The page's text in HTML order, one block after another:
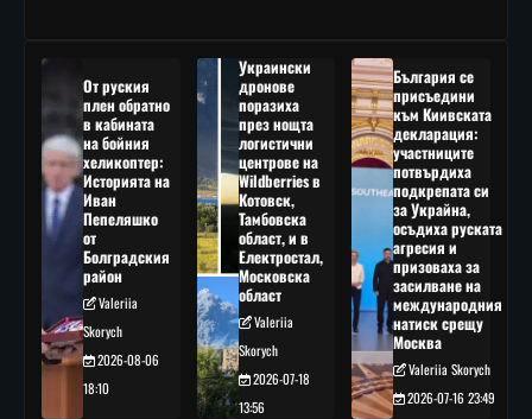
От руския
плен обратно
в кабината
на бойния
хеликоптер:
Историята на
Иван
Пепеляшко
от
Болградския
район
Valeriia
Skorych
2026-08-06
18:10
Украински
дронове
поразиха
през нощта
логистични
центрове на
Wildberries в
Котовск,
Тамбовска
област, и в
Електростал,
Московска
област
Valeriia
Skorych
2026-07-18
13:56
България се
присъедини
към Киивската
декларация:
участниците
потвърдиха
подкрепата си
за Украйна,
осъдиха руската
агресия и
призоваха за
засилване на
международния
натиск срещу
Москва
Valeriia Skorych
2026-07-16 23:49